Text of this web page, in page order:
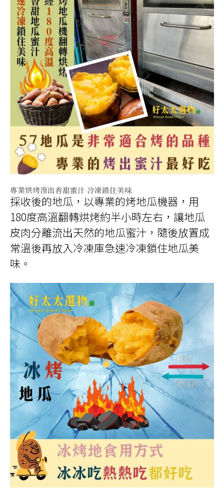
專業烘烤滲出香甜蜜汁 冷凍鎖住美味
採收後的地瓜，以專業的烤地瓜機器，用
180度高溫翻轉烘烤約半小時左右，讓地瓜
皮肉分離流出天然的地瓜蜜汁，隨後放置成
常溫後再放入冷凍庫急速冷凍鎖住地瓜美
味。